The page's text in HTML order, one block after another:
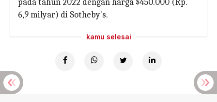
pada tahun 2022 dengan harga $450.000 (Rp.
6,9 milyar) di Sotheby's.
kamu selesai